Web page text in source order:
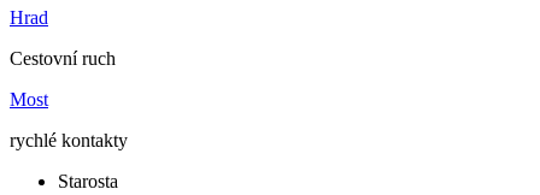
Hrad
Cestovní ruch
Most
rychlé kontakty
Starosta